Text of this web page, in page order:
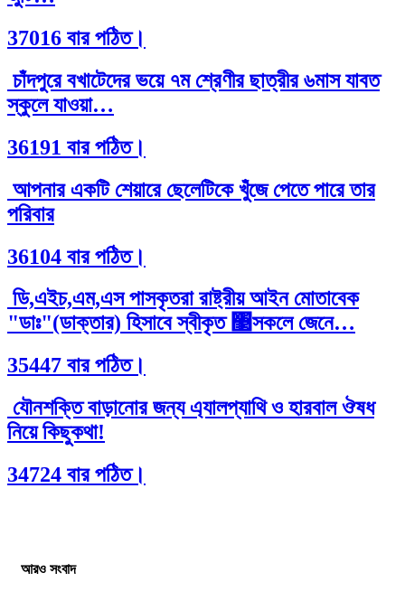
37016 বার পঠিত।
চাঁদপুরে বখাটেদের ভয়ে ৭ম শ্রেণীর ছাত্রীর ৬মাস যাবত
স্কুলে যাওয়া…
36191 বার পঠিত।
আপনার একটি শেয়ারে ছেলেটিকে খুঁজে পেতে পারে তার
পরিবার
36104 বার পঠিত।
ডি,এইচ,এম,এস পাসকৃতরা রাষ্ট্রীয় আইন মোতাবেক
"ডাঃ"(ডাক্তার) হিসাবে স্বীকৃত ঳সকলে জেনে…
35447 বার পঠিত।
যৌনশক্তি বাড়ানোর জন্য এ্যালপ্যাথি ও হারবাল ঔষধ
নিয়ে কিছুকথা!
34724 বার পঠিত।
আরও সংবাদ